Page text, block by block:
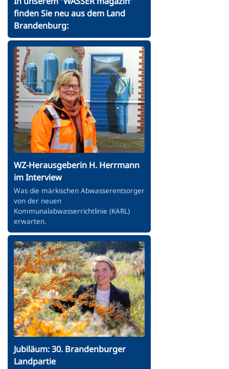
finden Sie neu aus dem Land
Brandenburg:
WZ-Herausgeberin H. Herrmann
im Interview
Was die märkischen Abwasserentsorger
von der neuen
Kommunalabwasserrichtlinie (KARL)
erwarten.
Jubiläum: 30. Brandenburger
Landpartie